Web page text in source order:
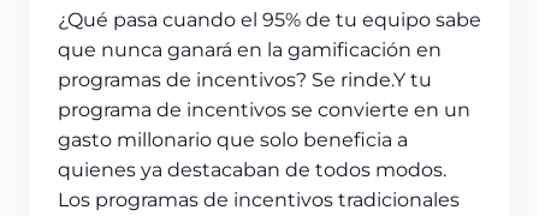
¿Qué pasa cuando el 95% de tu equipo sabe
que nunca ganará en la gamificación en
programas de incentivos? Se rinde.Y tu
programa de incentivos se convierte en un
gasto millonario que solo beneficia a
quienes ya destacaban de todos modos.
Los programas de incentivos tradicionales